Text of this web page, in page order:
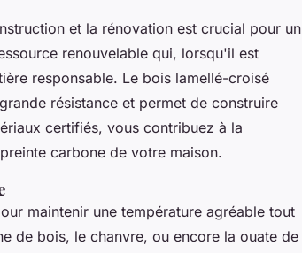
et la rénovation est crucial pour un
renouvelable qui, lorsqu'il est
responsable. Le bois lamellé-croisé
résistance et permet de construire
certifiés, vous contribuez à la
carbone de votre maison.
maintenir une température agréable tout
de bois, le chanvre, ou encore la ouate de